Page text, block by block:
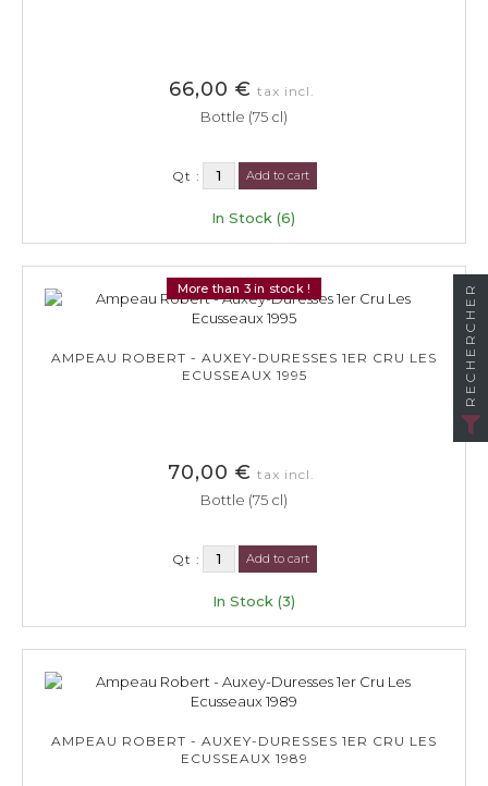
66,00 € tax incl.
Bottle (75 cl)
Qt : Add to cart
In Stock (6)
More than 3 in stock !
AMPEAU ROBERT - AUXEY-DURESSES 1ER CRU LES
ECUSSEAUX 1995
70,00 € tax incl.
Bottle (75 cl)
Qt : Add to cart
In Stock (3)
AMPEAU ROBERT - AUXEY-DURESSES 1ER CRU LES
ECUSSEAUX 1989
RECHERCHER